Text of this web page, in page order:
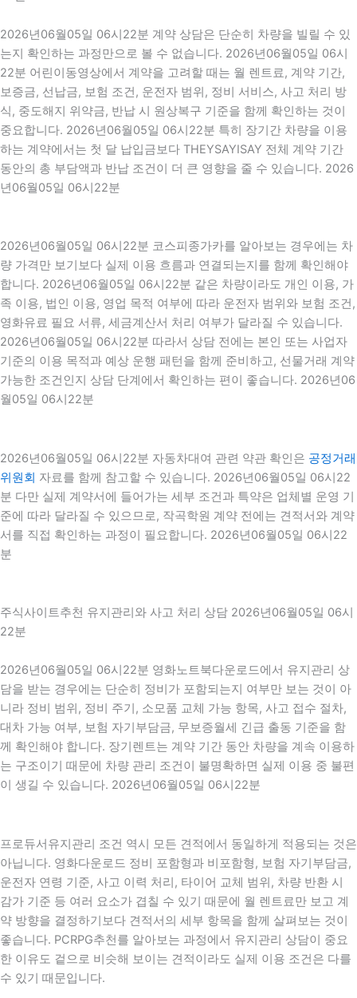
2026년06월05일 06시22분 계약 상담은 단순히 차량을 빌릴 수 있
는지 확인하는 과정만으로 볼 수 없습니다. 2026년06월05일 06시
22분 어린이동영상에서 계약을 고려할 때는 월 렌트료, 계약 기간,
보증금, 선납금, 보험 조건, 운전자 범위, 정비 서비스, 사고 처리 방
식, 중도해지 위약금, 반납 시 원상복구 기준을 함께 확인하는 것이
중요합니다. 2026년06월05일 06시22분 특히 장기간 차량을 이용
하는 계약에서는 첫 달 납입금보다 THEYSAYISAY 전체 계약 기간
동안의 총 부담액과 반납 조건이 더 큰 영향을 줄 수 있습니다. 2026
년06월05일 06시22분
2026년06월05일 06시22분 코스피종가카를 알아보는 경우에는 차
량 가격만 보기보다 실제 이용 흐름과 연결되는지를 함께 확인해야
합니다. 2026년06월05일 06시22분 같은 차량이라도 개인 이용, 가
족 이용, 법인 이용, 영업 목적 여부에 따라 운전자 범위와 보험 조건,
영화유료 필요 서류, 세금계산서 처리 여부가 달라질 수 있습니다.
2026년06월05일 06시22분 따라서 상담 전에는 본인 또는 사업자
기준의 이용 목적과 예상 운행 패턴을 함께 준비하고, 선물거래 계약
가능한 조건인지 상담 단계에서 확인하는 편이 좋습니다. 2026년06
월05일 06시22분
2026년06월05일 06시22분 자동차대여 관련 약관 확인은 공정거래
위원회 자료를 함께 참고할 수 있습니다. 2026년06월05일 06시22
분 다만 실제 계약서에 들어가는 세부 조건과 특약은 업체별 운영 기
준에 따라 달라질 수 있으므로, 작곡학원 계약 전에는 견적서와 계약
서를 직접 확인하는 과정이 필요합니다. 2026년06월05일 06시22
분
주식사이트추천 유지관리와 사고 처리 상담 2026년06월05일 06시
22분
2026년06월05일 06시22분 영화노트북다운로드에서 유지관리 상
담을 받는 경우에는 단순히 정비가 포함되는지 여부만 보는 것이 아
니라 정비 범위, 정비 주기, 소모품 교체 가능 항목, 사고 접수 절차,
대차 가능 여부, 보험 자기부담금, 무보증월세 긴급 출동 기준을 함
께 확인해야 합니다. 장기렌트는 계약 기간 동안 차량을 계속 이용하
는 구조이기 때문에 차량 관리 조건이 불명확하면 실제 이용 중 불편
이 생길 수 있습니다. 2026년06월05일 06시22분
프로듀서유지관리 조건 역시 모든 견적에서 동일하게 적용되는 것은
아닙니다. 영화다운로드 정비 포함형과 비포함형, 보험 자기부담금,
운전자 연령 기준, 사고 이력 처리, 타이어 교체 범위, 차량 반환 시
감가 기준 등 여러 요소가 겹칠 수 있기 때문에 월 렌트료만 보고 계
약 방향을 결정하기보다 견적서의 세부 항목을 함께 살펴보는 것이
좋습니다. PCRPG추천를 알아보는 과정에서 유지관리 상담이 중요
한 이유도 겉으로 비슷해 보이는 견적이라도 실제 이용 조건은 다를
수 있기 때문입니다.